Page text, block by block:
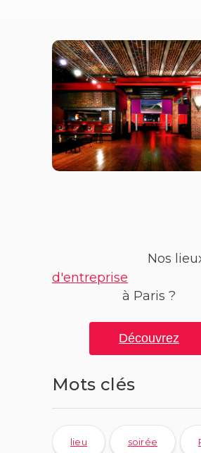
Nos
d'entreprise
à Paris ?
Découvrez
Mots clés
lieu soirée